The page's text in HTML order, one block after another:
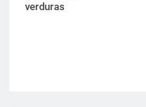
verduras